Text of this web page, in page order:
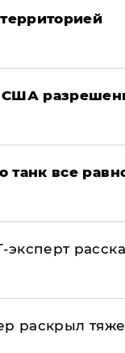
США
танк все
раскрыл